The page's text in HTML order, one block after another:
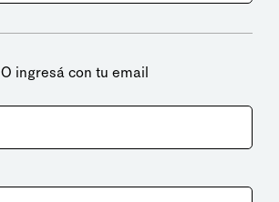
O ingresá con tu email